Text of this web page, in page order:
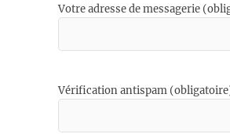
Votre adresse de messagerie
Vérification antispam (obligatoire)